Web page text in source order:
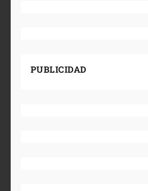
PUBLICIDAD